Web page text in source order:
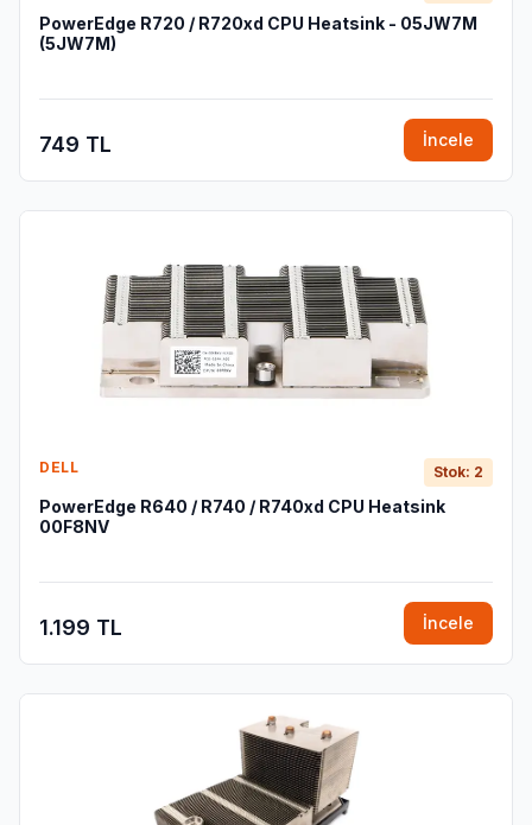
PowerEdge R720 / R720xd CPU Heatsink - 05JW7M
(5JW7M)
749 TL İncele
DELL Stok: 2
PowerEdge R640 / R740 / R740xd CPU Heatsink
00F8NV
1.199 TL İncele